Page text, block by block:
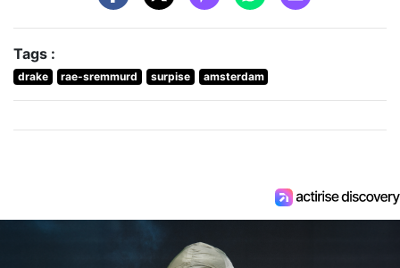
Tags :
drake rae-sremmurd surpise amsterdam